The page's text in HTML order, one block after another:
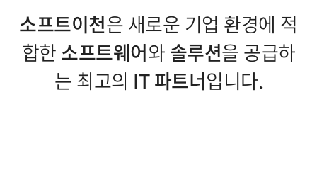
소프트이천은 새로운 기업 환경에 적
합한 소프트웨어와 솔루션을 공급하
는 최고의 IT 파트너입니다.